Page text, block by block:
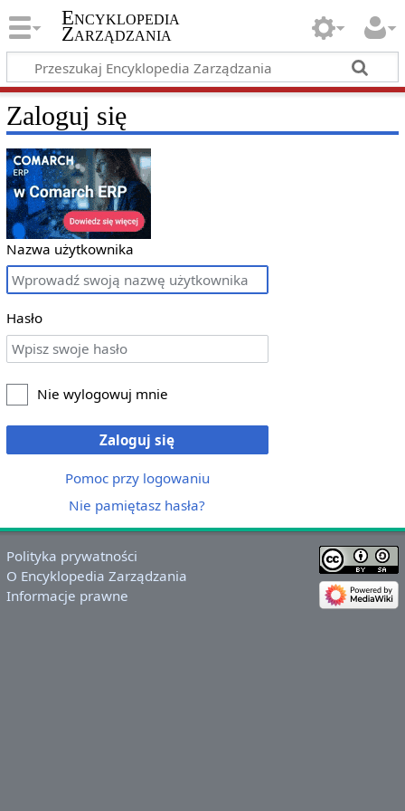
Encyklopedia
Zarządzania
Zaloguj się
Nazwa użytkownika
Hasło
Nie wylogowuj mnie
Zaloguj się
Pomoc przy logowaniu
Nie pamiętasz hasła?
Polityka prywatności
O Encyklopedia Zarządzania
Informacje prawne